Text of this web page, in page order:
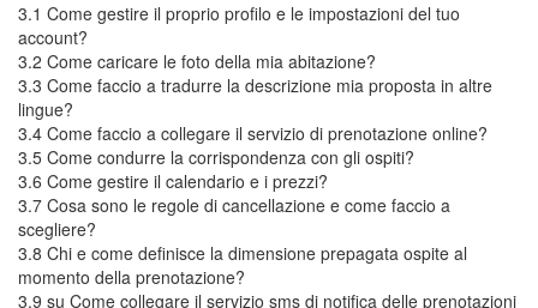
3.1 Come gestire il proprio profilo e le impostazioni del tuo
account?
3.2 Come caricare le foto della mia abitazione?
3.3 Come faccio a tradurre la descrizione mia proposta in altre
lingue?
3.4 Come faccio a collegare il servizio di prenotazione online?
3.5 Come condurre la corrispondenza con gli ospiti?
3.6 Come gestire il calendario e i prezzi?
3.7 Cosa sono le regole di cancellazione e come faccio a
scegliere?
3.8 Chi e come definisce la dimensione prepagata ospite al
momento della prenotazione?
3.9 su Come collegare il servizio sms di notifica delle prenotazioni